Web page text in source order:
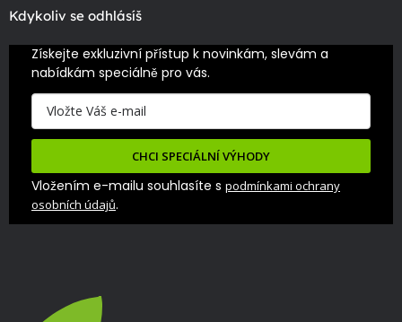
Kdykoliv se odhlásíš
Získejte exkluzivní přístup k novinkám, slevám a
nabídkám speciálně pro vás.
CHCI SPECIÁLNÍ VÝHODY
Vložením e-mailu souhlasíte s podmínkami ochrany
osobních údajů.